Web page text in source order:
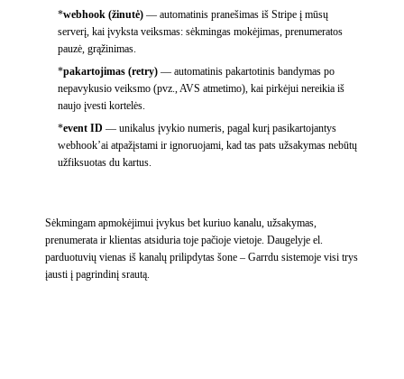
*webhook (žinutė)— automatinis pranešimas iš Stripe į mūsų
serverį, kai įvyksta veiksmas: sėkmingas mokėjimas, prenumeratos
pauzė, grąžinimas.
*pakartojimas (retry)— automatinis pakartotinis bandymas po
nepavykusio veiksmo (pvz., AVS atmetimo), kai pirkėjui nereikia iš
naujo įvesti kortelės.
*event ID — unikalus įvykio numeris, pagal kurį pasikartojantys
webhook’ai atpažįstami ir ignoruojami, kad tas pats užsakymas nebūtų
užfiksuotas du kartus.
Sėkmingam apmokėjimui įvykus bet kuriuo kanalu, užsakymas,
prenumerata ir klientas atsiduria toje pačioje vietoje. Daugelyje el.
parduotuvių vienas iš kanalų prilipdytas šone – Garrdu sistemoje visi trys
įausti į pagrindinį srautą.